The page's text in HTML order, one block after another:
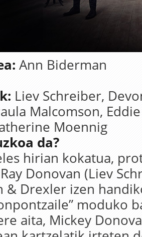
Ann Biderman
Liev Schreiber,
Malcomson,
Moennig
da?
hirian kokatua,
Donovan (Liev
& Drexler izen
moduko
aita, Mickey